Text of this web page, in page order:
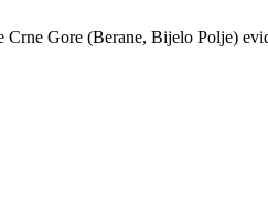
Gore (Berane, Bijelo Polje)